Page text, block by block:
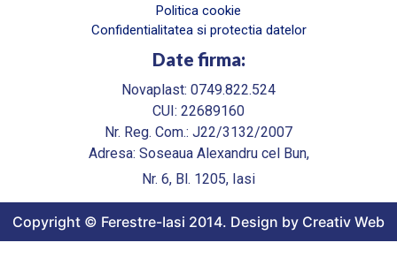
Politica cookie
Confidentialitatea si protectia datelor
Date firma:
Novaplast: 0749.822.524
CUI: 22689160
Nr. Reg. Com.: J22/3132/2007
Adresa: Soseaua Alexandru cel Bun,
Nr. 6, Bl. 1205, Iasi
Copyright © Ferestre-Iasi 2014. Design by Creativ Web